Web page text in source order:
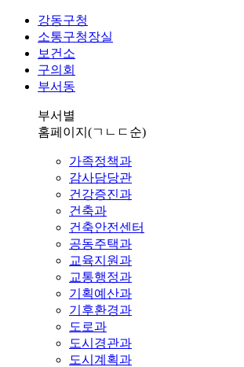
강동구청
소통구청장실
보건소
구의회
부서동
부서별
홈페이지 (ㄱㄴㄷ순)
가족정책과
감사담당관
건강증진과
건축과
건축안전센터
공동주택과
교육지원과
교통행정과
기획예산과
기후환경과
도로과
도시경관과
도시계획과